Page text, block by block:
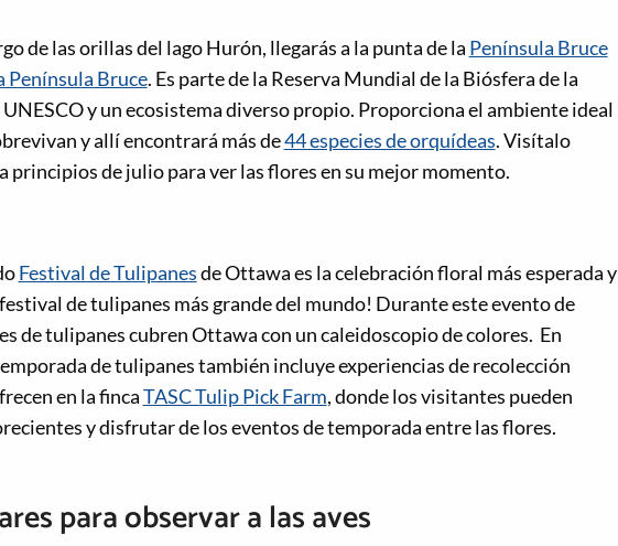
de las orillas del lago Hurón, llegarás a la punta de la Península Bruce
Península Bruce. Es parte de la Reserva Mundial de la Biósfera de la
UNESCO y un ecosistema diverso propio. Proporciona el ambiente ideal
y allí encontrará más de44 especies de orquídeas. Visítalo
principios de julio para ver las flores en su mejor momento.
Festival de Tulipanesde Ottawa es la celebración floral más esperada y
de tulipanes más grande del mundo! Durante este evento de
de tulipanes cubren Ottawa con un caleidoscopio de colores. En
de tulipanes también incluye experiencias de recolección
en la fincaTASC Tulip Pick Farm, donde los visitantes pueden
y disfrutar de los eventos de temporada entre las flores.
para observar a las aves